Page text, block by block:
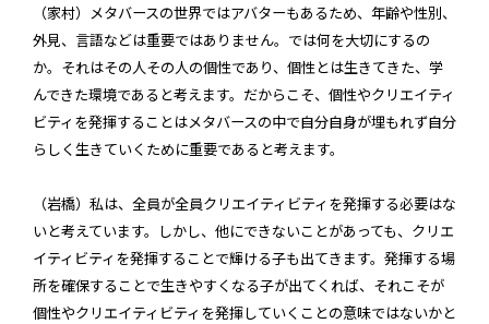
（家村）メタバースの世界ではアバターもあるため、年齢や性別、
外見、言語などは重要ではありません。では何を大切にするの
か。それはその人その人の個性であり、個性とは生きてきた、学
んできた環境であると考えます。だからこそ、個性やクリエイティ
ビティを発揮することはメタバースの中で自分自身が埋もれず自分
らしく生きていくために重要であると考えます。
（岩橋）私は、全員が全員クリエイティビティを発揮する必要はな
いと考えています。しかし、他にできないことがあっても、クリエ
イティビティを発揮することで輝ける子も出てきます。発揮する場
所を確保することで生きやすくなる子が出てくれば、それこそが
個性やクリエイティビティを発揮していくことの意味ではないかと